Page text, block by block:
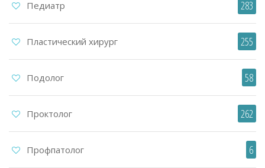
Педиатр 283
Пластический хирург 255
Подолог 58
Проктолог 262
Профпатолог 6